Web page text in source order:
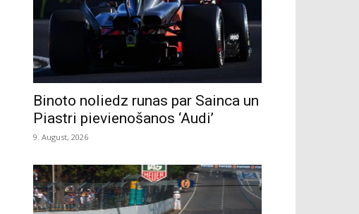
Binoto noliedz runas par Sainca un
Piastri pievienošanos ‘Audi’
9. August, 2026